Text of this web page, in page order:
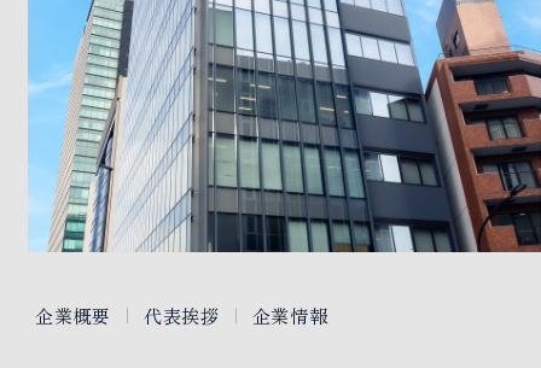
企業概要 代表挨拶 企業情報